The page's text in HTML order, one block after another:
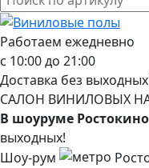
Работаем ежедневно
с 10:00 до 21:00
Доставка без
САЛОН ВИНИЛОВЫХ
В шоуруме Ростокино
выходных!
Шоу-рум